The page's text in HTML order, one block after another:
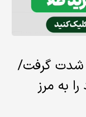
شدت گرفت/
به مرز